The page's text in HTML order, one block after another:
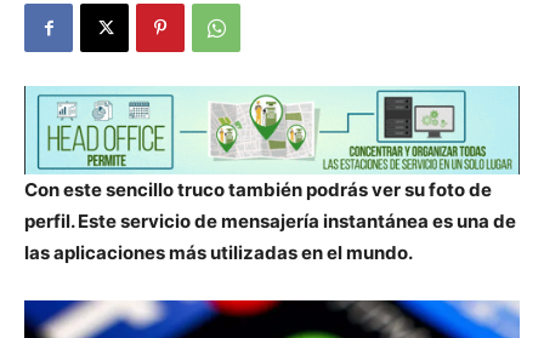
Con este sencillo truco también podrás ver su foto de
perfil. Este servicio de mensajería instantánea es una de
las aplicaciones más utilizadas en el mundo.